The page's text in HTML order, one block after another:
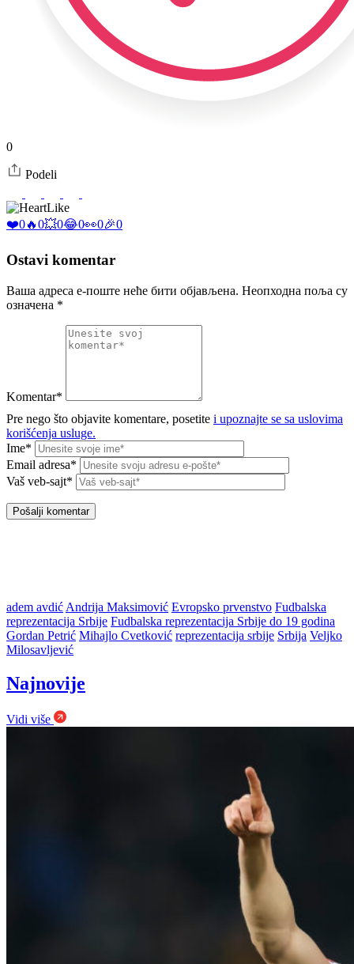
0
Podeli
Like
❤️0🔥0💥0😂0👀0🎉0
Ostavi komentar
Ваша адреса е-поште неће бити објављена. Неопходна поља су
означена *
Komentar*
Pre nego što objavite komentare, posetite i upoznajte se sa uslovima
korišćenja usluge.
Ime*
Email adresa*
Vaš veb-sajt*
adem avdić Andrija Maksimović Evropsko prvenstvo Fudbalska
reprezentacija Srbije Fudbalska reprezentacija Srbije do 19 godina
Gordan Petrić Mihajlo Cvetković reprezentacija srbije Srbija Veljko
Milosavljević
Najnovije
Vidi više